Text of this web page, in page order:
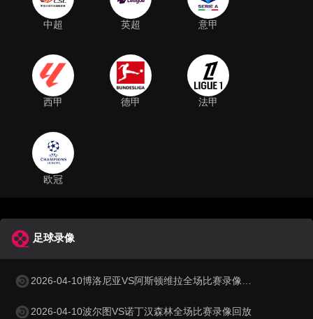
中超 英超 意甲
西甲 德甲 法甲
欧冠
足球录像
2026-04-10博洛尼亚VS阿斯顿维拉全场比赛录像回放
2026-04-10波尔图VS诺丁汉森林全场比赛录像回放